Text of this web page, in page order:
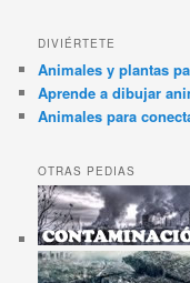
DIVIÉRTETE
Animales y plantas
Aprende a dibujar
Animales para
OTRAS PEDIAS